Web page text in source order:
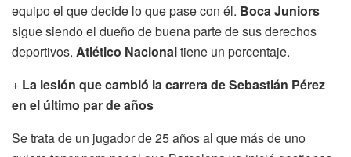
equipo el que decide lo que pase con él. Boca Juniors
sigue siendo el dueño de buena parte de sus derechos
deportivos. Atlético Nacionaltiene un porcentaje.
+ La lesión que cambió la carrera de Sebastián Pérez
en el último par de años
Se trata de un jugador de 25 años al que más de uno